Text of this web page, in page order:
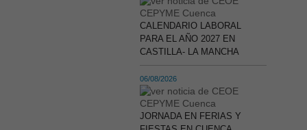
CALENDARIO LABORAL
PARA EL AÑO 2027 EN
CASTILLA- LA MANCHA
06/08/2026
JORNADA EN FERIAS Y